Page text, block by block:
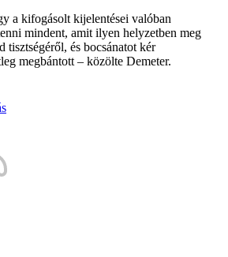
a kifogásolt kijelentései valóban
mindent, amit ilyen helyzetben meg
tisztségéről, és bocsánatot kér
megbántott – közölte Demeter.